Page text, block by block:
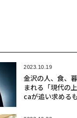
2023.10.19
金沢の人、食、
まれる「現代の
caが追い求める